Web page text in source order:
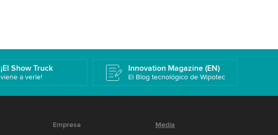
¡El Show Truck
viene a verle!
Innovation Magazine (EN)
El Blog tecnológico de Wipotec
Empresa
Media